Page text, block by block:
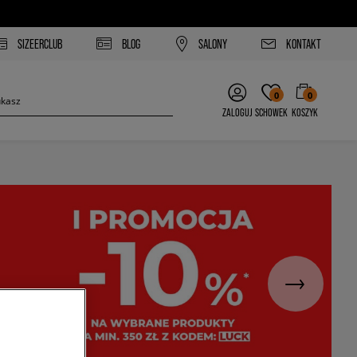
SIZEERCLUB BLOG SALONY KONTAKT
ZALOGUJ
0
SCHOWEK
0
KOSZYK